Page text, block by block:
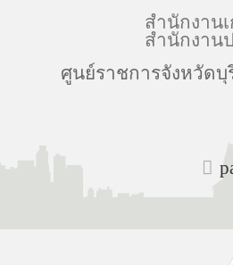
สำนักงาน
สำนักงาน
ศูนย์ราชการจังหวัดบุ